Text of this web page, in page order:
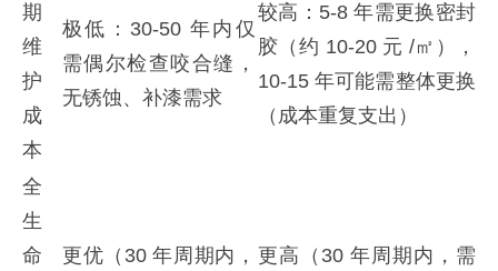
期
维
护
成
本
极低：30-50 年内仅
需偶尔检查咬合缝，
无锈蚀、补漆需求
较高：5-8 年需更换密封
胶（约 10-20 元 /㎡），
10-15 年可能需整体更换
（成本重复支出）
全
生
命
更优（30 年周期内， 更高（30 年周期内，需